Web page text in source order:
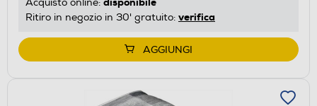
Ritiro in negozio in 30' gratuito: verifica
AGGIUNGI